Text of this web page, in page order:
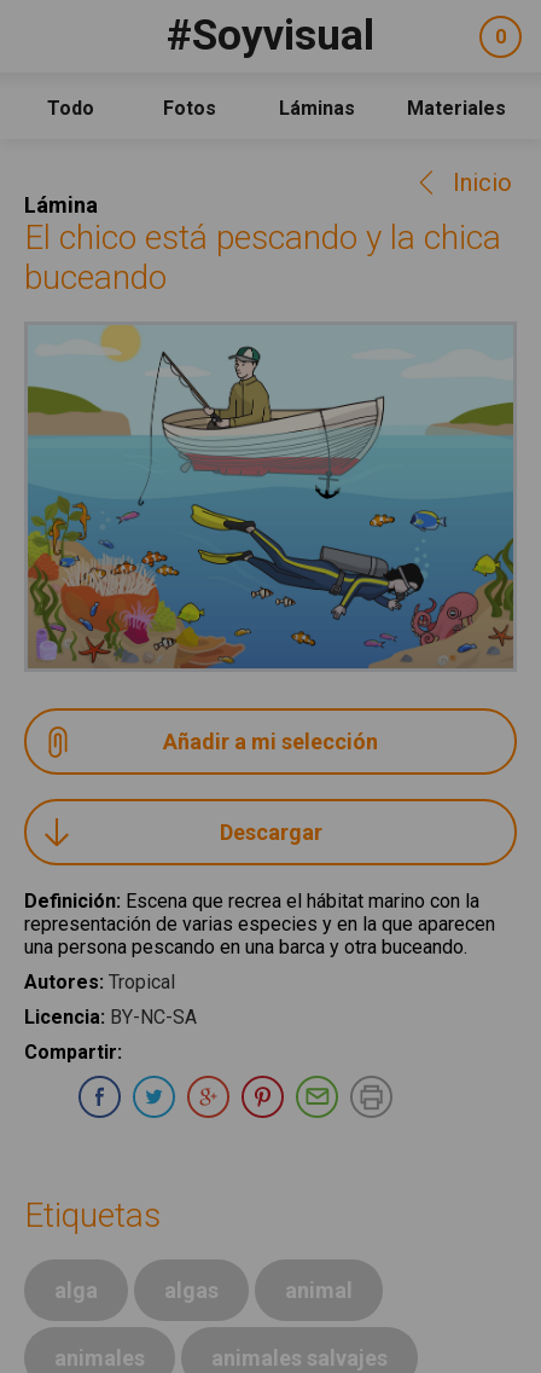
#Soyvisual
Todo
Fotos Láminas Materiales
0
Lámina
Inicio
El chico está pescando y la chica
buceando
Descargar
Definición: Escena que recrea el hábitat marino con la
representación de varias especies y en la que aparecen
una persona pescando en una barca y otra buceando.
Autores: Tropical
Licencia: BY-NC-SA
Compartir:
Compartir en Whatsapp
Compartir en Facebook
Compartir en Twitter
Compartir en Google Plus
Compartir en Pinterest
Compartir por E-
Etiquetas
alga algas animal
animales animales salvajes
FacebookYouTubeTwitter
Qué es #Soyvisual
Guía de uso
Contacto
Política de uso
Aviso Legal
Créditos